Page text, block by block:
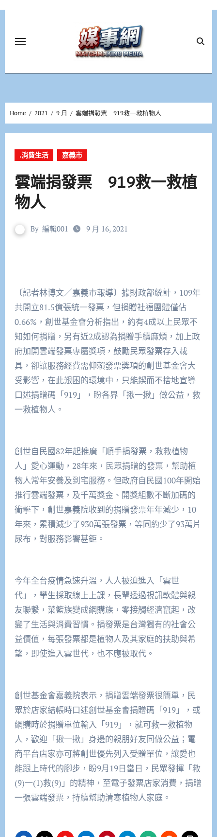
Home 2021 9 月 雲端捐發票 919救一救植物人
.消費生活 嘉義市
雲端捐發票 919救一救植
物人
By 編輯001 9 月 16, 2021
〔記者林博文／嘉義市報導〕據財政部統計，109年
共開立81.5億張統一發票，但捐贈社福團體僅佔
0.66%，創世基金會分析指出，約有4成以上民眾不
知如何捐贈，另有近2成認為捐贈手續麻煩，加上政
府加開雲端發票專屬獎項，鼓勵民眾發票存入載
具，卻讓服務經費需仰賴發票獎項的創世基金會大
受影響，在此艱困的環境中，只能鍥而不捨地宣導
口述捐贈碼「919」，盼各界「揪一揪」做公益，救
一救植物人。
創世自民國82年起推廣「順手捐發票，救救植物
人」愛心運動，28年來，民眾捐贈的發票，幫助植
物人常年安養及到宅服務。但政府自民國100年開始
推行雲端發票，及千萬獎金、開獎組數不斷加碼的
衝擊下，創世嘉義院收到的捐贈發票年年減少，10
年來，累積減少了930萬張發票，等同約少了93萬片
尿布，對服務影響甚鉅。
今年全台疫情急速升溫，人人被迫進入「雲世
代」，學生採取線上上課，長輩透過視訊軟體與親
友聯繫，菜籃族變成網購族，零接觸經濟竄起，改
變了生活與消費習慣。捐發票是台灣獨有的社會公
益價值，每張發票都是植物人及其家庭的扶助與希
望，即使進入雲世代，也不應被取代。
創世基金會嘉義院表示，捐贈雲端發票很簡單，民
眾於店家結帳時口述創世基金會捐贈碼「919」，或
網購時於捐贈單位輸入「919」，就可救一救植物
人，歡迎「揪一揪」身邊的親朋好友同做公益；電
商平台店家亦可將創世優先列入受贈單位，讓愛也
能跟上時代的腳步，盼9月19日當日，民眾發揮「救
(9)一(1)救(9)」的精神，至電子發票店家消費，捐贈
一張雲端發票，持續幫助清寒植物人家庭。